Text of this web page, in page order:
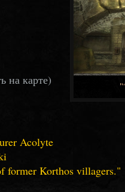
на карте)
Acolyte
former Korthos villagers.